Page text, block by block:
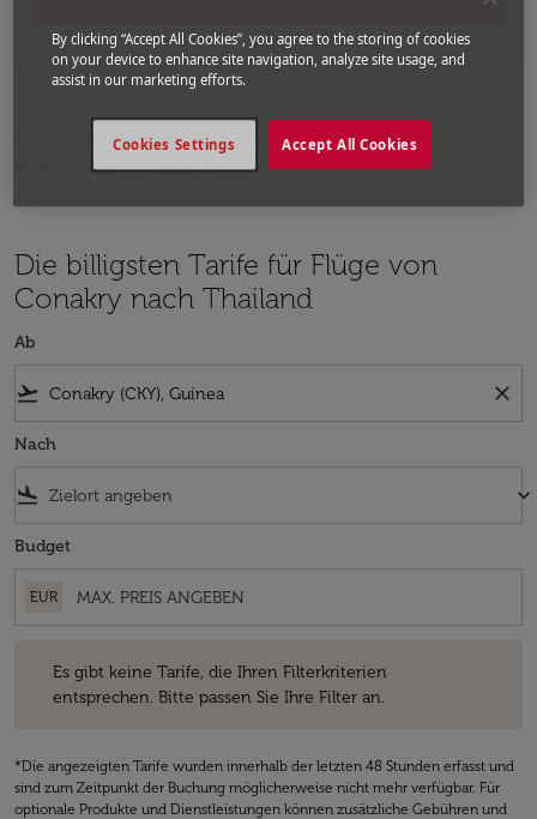
Flüge
Flüge nach Thailand
Flüge Conakry - Thailand
Die billigsten Tarife für Flüge von
Conakry nach Thailand
Ab
flight_takeoff close
Nach
flight_land keyboard_arrow_down
Budget
EUR
Es gibt keine Tarife, die Ihren Filterkriterien
entsprechen. Bitte passen Sie Ihre Filter an.
*Die angezeigten Tarife wurden innerhalb der letzten 48 Stunden erfasst und
sind zum Zeitpunkt der Buchung möglicherweise nicht mehr verfügbar. Für
optionale Produkte und Dienstleistungen können zusätzliche Gebühren und
By clicking “Accept All Cookies”, you agree to the storing of cookies
on your device to enhance site navigation, analyze site usage, and
assist in our marketing efforts.
Accept All Cookies
Cookies Settings